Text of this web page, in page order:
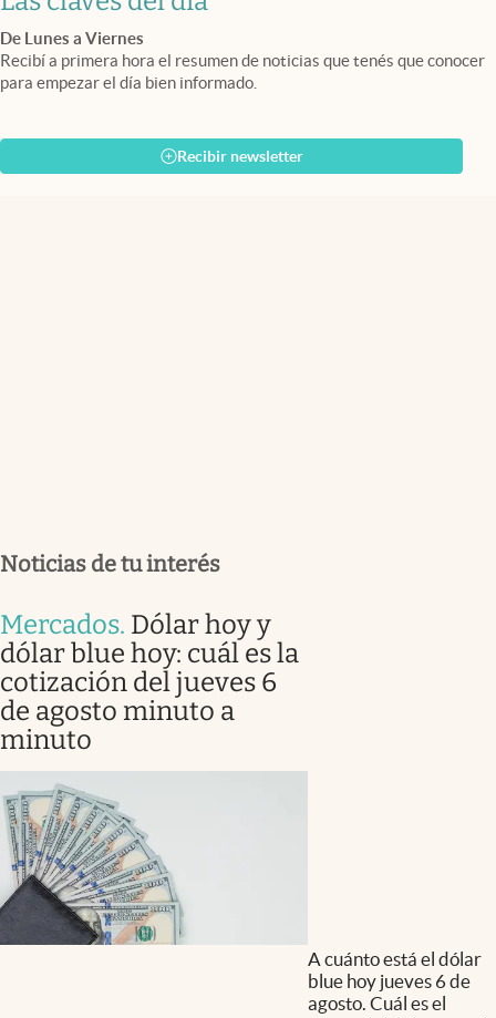
De Lunes a Viernes
Recibí a primera hora el resumen de noticias que tenés que conocer
para empezar el día bien informado.
Recibir newsletter
Noticias de tu interés
Mercados. Dólar hoy y
dólar blue hoy: cuál es la
cotización del jueves 6
de agosto minuto a
minuto
A cuánto está el dólar
blue hoy jueves 6 de
agosto. Cuál es el